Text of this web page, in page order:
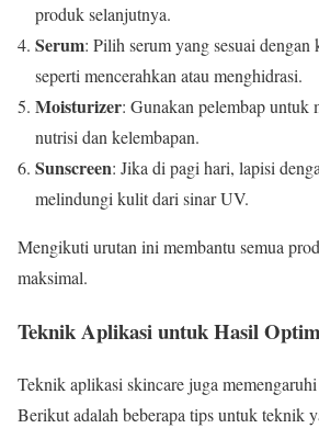
produk selanjutnya.
Serum: Pilih serum yang sesuai
seperti mencerahkan atau menghidrasi.
Moisturizer: Gunakan pelembap untuk
nutrisi dan kelembapan.
Sunscreen: Jika di pagi hari, lapisi
melindungi kulit dari sinar UV.
Mengikuti urutan ini membantu semua
maksimal.
Teknik Aplikasi untuk Hasil
Teknik aplikasi skincare juga
Berikut adalah beberapa tips untuk teknik